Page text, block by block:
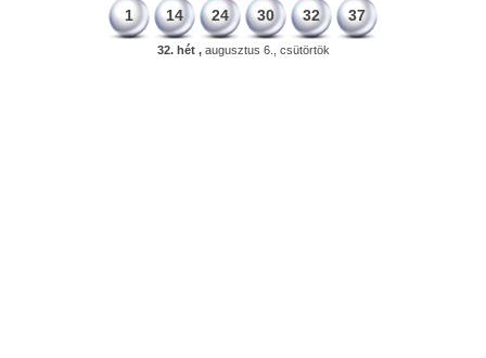
1 14 24 30 32 37
32. hét ,augusztus 6., csütörtök